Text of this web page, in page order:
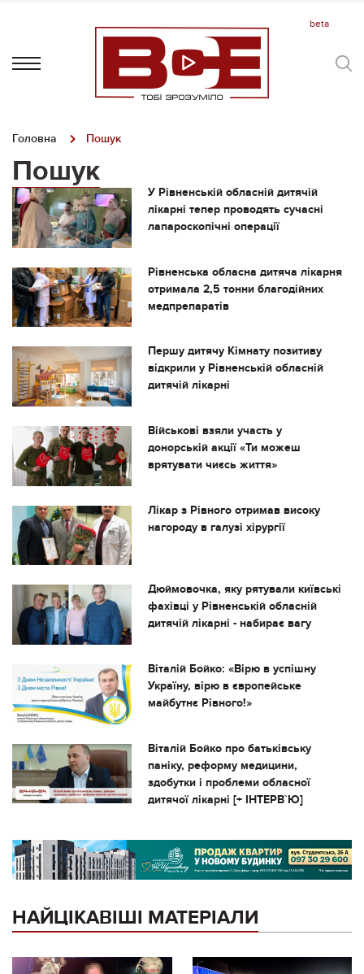
Головна Пошук
Пошук
У Рівненській обласній дитячій
лікарні тепер проводять сучасні
лапароскопічні операції
Рівненська обласна дитяча лікарня
отримала 2,5 тонни благодійних
медпрепаратів
Першу дитячу Кімнату позитиву
відкрили у Рівненській обласній
дитячій лікарні
Військові взяли участь у
донорській акції «Ти можеш
врятувати чиєсь життя»
Лікар з Рівного отримав високу
нагороду в галузі хірургії
Дюймовочка, яку рятували київські
фахівці у Рівненській обласній
дитячій лікарні - набирає вагу
Віталій Бойко: «Вірю в успішну
Україну, вірю в європейське
майбутнє Рівного!»
Віталій Бойко про батьківську
паніку, реформу медицини,
здобутки і проблеми обласної
дитячої лікарні [+ ІНТЕРВ`Ю]
НАЙЦІКАВІШІ МАТЕРІАЛИ